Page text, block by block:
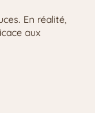
En réalité,
aux